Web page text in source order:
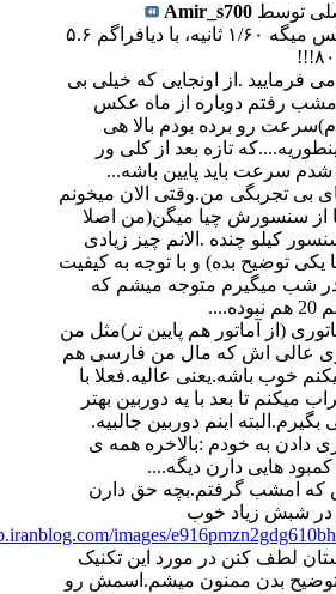
توسط Amir_s700
البته exif عکس میگه ۱/۶۰ ثانیه، با دیافراگم ۵.۶
فرمایید .از اونجایی که خیلی بی
رفتم دوباره از ماه عکس
رو برده بودم بالا هی
تازه بعد از کلی ور
سرعت باید پایین باشه...
بی تجربگی من.وقتی الان میخونم
از سنسورش چیا میگن(من اصلا
کیلو چنده .الانم چیز زیادی
یکی توضیح بده) و با توجه به کیفیت
شب میگیرم متوجه میشم که
(از آماتور هم پایین تر)مثل من
عالی اش که مال من فارسی هم
خوب باشه.یعنی عالیه.فعلا با
میکنم تا بعد با یه دوربین بهتر
اینم دوربین جالبیه.
دادن به خودم :بالاخره همه ی
کمبود هایی دارن دیگه....
که امشب گرفتم.بچه حق دارن
شبش زیاد خوب
images/
لطف کنن در مورد این تکنیک
بدن ممنون میشم.اسمش رو